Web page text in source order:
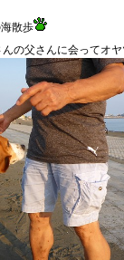
散歩
の父さんに会ってオ